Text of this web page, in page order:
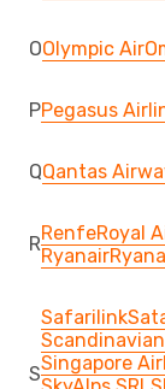
OOlympic Air
PPegasus
QQantas
RRenfeRoyal
Ryanair
S
Safarilink
Singapore